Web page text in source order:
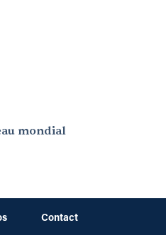
mondial
Contact